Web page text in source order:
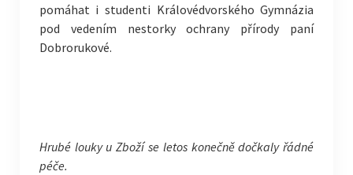
pomáhat i studenti Královédvorského Gymnázia
pod vedením nestorky ochrany přírody paní
Dobrorukové.
Hrubé louky u Zboží se letos konečně dočkaly řádné
péče.